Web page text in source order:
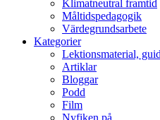
Klimatneutral framtid
Måltidspedagogik
Värdegrundsarbete
Kategorier
Lektionsmaterial,
Artiklar
Bloggar
Podd
Film
Nyfiken på